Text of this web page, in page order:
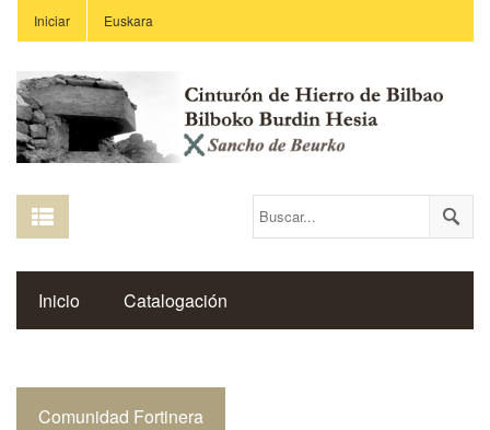
Iniciar Euskara
Inicio Catalogación
Comunidad Fortinera